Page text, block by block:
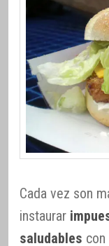
Cada vez son
instaurar
saludables